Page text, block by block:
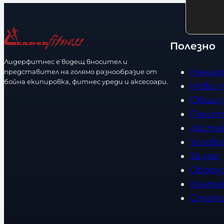
н
с
т
е
Лидерфитнес е водещ вносител и
представител на голямо разнообразие от
бойна екипировка, фитнес уреди и аксесоари.
Полезно
Начало
Нови
Общи
За нас